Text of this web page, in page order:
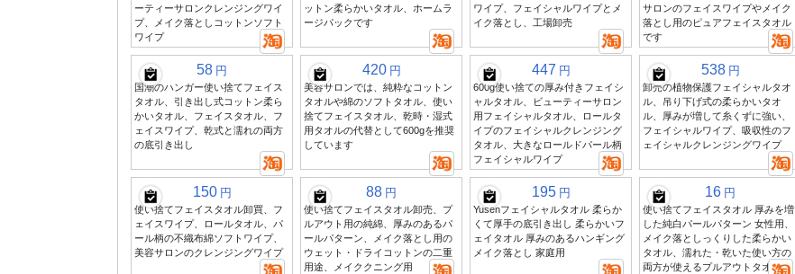
ーティーサロンクレンジングワイ
プ、メイク落としコットンソフト
ワイプ
ットン柔らかいタオル、ホームラ
ージパックです
ワイプ、フェイシャルワイプとメ
イク落とし、工場卸売
サロンのフェイスワイプやメイク
落とし用のピュアフェイスタオル
です
58 円
国潮のハンガー使い捨てフェイス
タオル、引き出し式コットン柔ら
かいタオル、フェイスタオル、フ
ェイスワイプ、乾式と濡れの両方
の底引き出し
420 円
美容サロンでは、純粋なコットン
タオルや綿のソフトタオル、使い
捨てフェイスタオル、乾時・湿式
用タオルの代替として600gを推奨
しています
447 円
600g使い捨ての厚み付きフェイシ
ャルタオル、ビューティーサロン
用フェイシャルタオル、ロールタ
イプのフェイシャルクレンジング
タオル、大きなロールドパール柄
フェイシャルワイプ
538 円
卸売の植物保護フェイシャルタオ
ル、吊り下げ式の柔らかいタオ
ル、厚みが増して糸くずに強い、
フェイシャルワイプ、吸収性のフ
ェイシャルクレンジングワイプ
150 円
使い捨てフェイスタオル卸買、フ
ェイスワイプ、ロールタオル、パ
ール柄の不織布綿ソフトワイプ、
美容サロンのクレンジングワイプ
88 円
使い捨てフェイスタオル卸売、プ
ルアウト用の純綿、厚みのあるパ
ールパターン、メイク落とし用の
ウェット・ドライコットンの二重
用途、メイククニング用
195 円
Yusenフェイシャルタオル 柔らか
くて厚手の底引き出し 柔らかいフ
ェイタオル 厚みのあるハンギング
メイク落とし 家庭用
16 円
使い捨てフェイスタオル 厚みを増
した純白パールパターン 女性用、
メイク落としっくりした柔らかい
タオル、濡れた・乾いた使い方の
両方が使えるプルアウトタオル